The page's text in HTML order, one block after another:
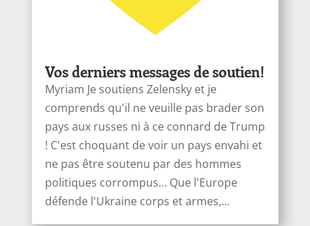
Vos derniers messages de soutien!
Myriam Je soutiens Zelensky et je
comprends qu'il ne veuille pas brader son
pays aux russes ni à ce connard de Trump
! C'est choquant de voir un pays envahi et
ne pas être soutenu par des hommes
politiques corrompus… Que l'Europe
défende l'Ukraine corps et armes,...